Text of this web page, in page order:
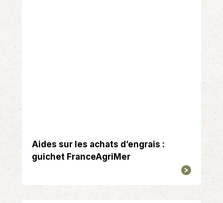
Aides sur les achats d’engrais :
guichet FranceAgriMer